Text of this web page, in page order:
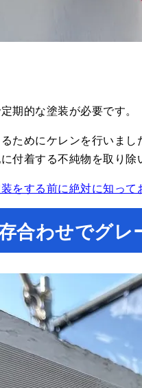
期的な塗装が必要です。
ためにケレンを行いまし
付着する不純物を取り除
装をする前に絶対に知っ
合わせでグレ